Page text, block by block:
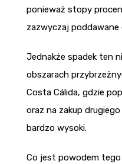
ponieważ stopy
zazwyczaj poddawane
Jednakże spadek ten
obszarach
Costa Cálida, gdzie
oraz na zakup
bardzo wysoki.
Co jest powodem